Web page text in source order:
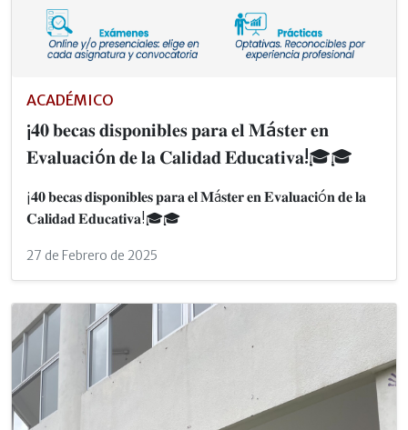
ACADÉMICO
¡𝟒𝟎 𝐛𝐞𝐜𝐚𝐬 𝐝𝐢𝐬𝐩𝐨𝐧𝐢𝐛𝐥𝐞𝐬 𝐩𝐚𝐫𝐚 𝐞𝐥 𝐌á𝐬𝐭𝐞𝐫 𝐞𝐧
𝐄𝐯𝐚𝐥𝐮𝐚𝐜𝐢ó𝐧 𝐝𝐞 𝐥𝐚 𝐂𝐚𝐥𝐢𝐝𝐚𝐝 𝐄𝐝𝐮𝐜𝐚𝐭𝐢𝐯𝐚!🎓🎓
¡𝟒𝟎 𝐛𝐞𝐜𝐚𝐬 𝐝𝐢𝐬𝐩𝐨𝐧𝐢𝐛𝐥𝐞𝐬 𝐩𝐚𝐫𝐚 𝐞𝐥 𝐌á𝐬𝐭𝐞𝐫 𝐞𝐧 𝐄𝐯𝐚𝐥𝐮𝐚𝐜𝐢ó𝐧 𝐝𝐞 𝐥𝐚
𝐂𝐚𝐥𝐢𝐝𝐚𝐝 𝐄𝐝𝐮𝐜𝐚𝐭𝐢𝐯𝐚!🎓🎓
27 de Febrero de 2025